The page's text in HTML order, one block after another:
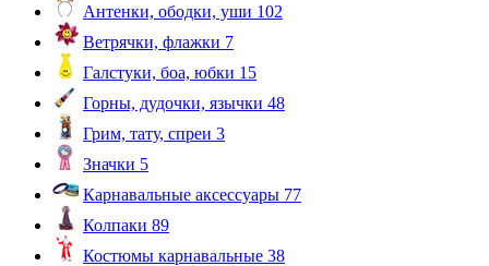
Антенки, ободки, уши 102
Ветрячки, флажки 7
Галстуки, боа, юбки 15
Горны, дудочки, язычки 48
Грим, тату, спреи 3
Значки 5
Карнавальные аксессуары 77
Колпаки 89
Костюмы карнавальные 38